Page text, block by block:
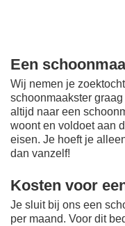
Een
Wij nemen je
schoonmaakster
altijd naar een
woont en voldoet aan
eisen. Je hoeft je
dan vanzelf!
Kosten voor
Je sluit bij ons een
per maand. Voor dit